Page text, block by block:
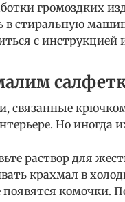
громоздких
в стиральную
с
связанные
Но иногда
раствор для
крахмал в
появятся комочки.